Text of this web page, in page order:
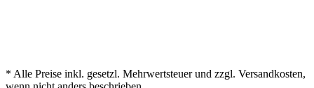
* Alle Preise inkl. gesetzl. Mehrwertsteuer und zzgl. Versandkosten,